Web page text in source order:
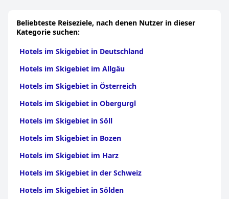
Beliebteste Reiseziele, nach denen Nutzer in dieser
Kategorie suchen:
Hotels im Skigebiet in Deutschland
Hotels im Skigebiet im Allgäu
Hotels im Skigebiet in Österreich
Hotels im Skigebiet in Obergurgl
Hotels im Skigebiet in Söll
Hotels im Skigebiet in Bozen
Hotels im Skigebiet im Harz
Hotels im Skigebiet in der Schweiz
Hotels im Skigebiet in Sölden